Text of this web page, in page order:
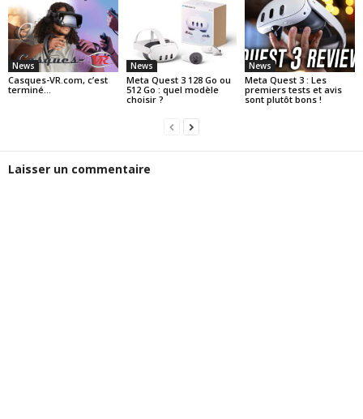
News
Casques-VR.com, c’est
terminé…
News
Meta Quest 3 128 Go ou
512 Go : quel modèle
choisir ?
News
Meta Quest 3 : Les
premiers tests et avis
sont plutôt bons !
Laisser un commentaire